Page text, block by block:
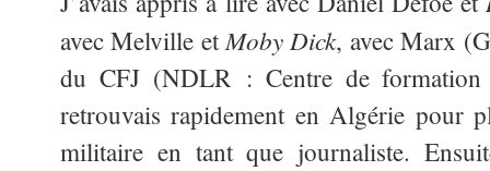
avec Melville etMoby Dick, avec Marx
du CFJ (NDLR : Centre de
retrouvais rapidement en Algérie pour
militaire en tant que journaliste.